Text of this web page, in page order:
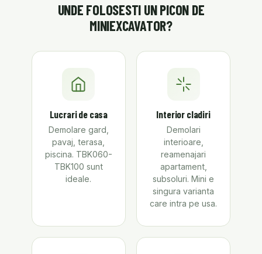
UNDE FOLOSESTI UN PICON DE
MINIEXCAVATOR?
Lucrari de casa
Demolare gard,
pavaj, terasa,
piscina. TBK060-
TBK100 sunt
ideale.
Interior cladiri
Demolari
interioare,
reamenajari
apartament,
subsoluri. Mini e
singura varianta
care intra pe usa.